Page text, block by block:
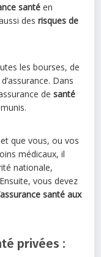
santé en
desrisques de
les bourses, de
Dans
desanté
que vous, ou vos
médicaux, il
nationale,
vous devez
santé aux
privées :